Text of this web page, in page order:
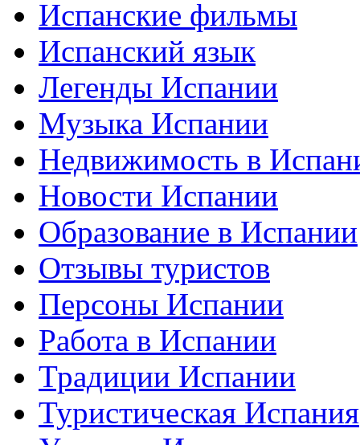
Испанские фильмы
Испанский язык
Легенды Испании
Музыка Испании
Недвижимость в
Новости Испании
Образование в Испании
Отзывы туристов
Персоны Испании
Работа в Испании
Традиции Испании
Туристическая Испания